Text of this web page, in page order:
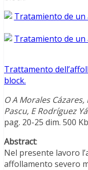
Trattamento
block.
O A Morales
Pascu, E Rodríguez
pag. 20-25 dim. 500
Abstract:
Nel presente lavoro
affollamento severo